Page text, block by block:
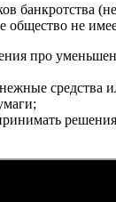
банкротства
общество не
про
средства